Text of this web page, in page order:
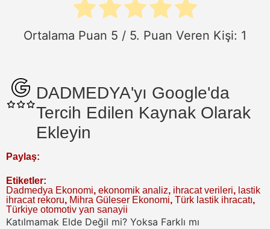
Ortalama Puan 5 / 5. Puan Veren Kişi: 1
DADMEDYA'yı Google'da
Tercih Edilen Kaynak Olarak
Ekleyin
Paylaş:
Etiketler:
Dadmedya Ekonomi, ekonomik analiz, ihracat verileri, lastik
ihracat rekoru, Mihra Güleser Ekonomi, Türk lastik ihracatı,
Türkiye otomotiv yan sanayii
Katılmamak Elde Değil mi? Yoksa Farklı mı